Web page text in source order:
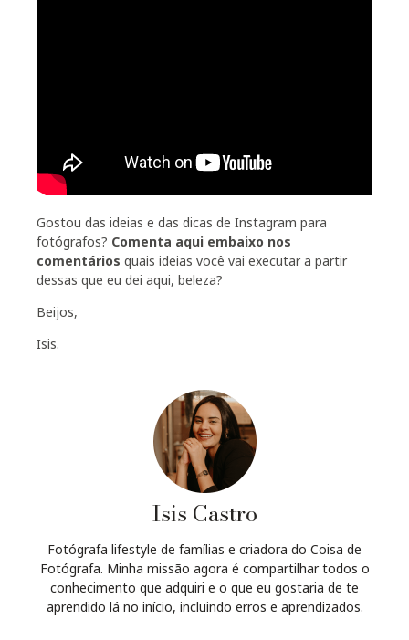
Gostou das ideias e das dicas de Instagram para
fotógrafos? Comenta aqui embaixo nos
comentários quais ideias você vai executar a partir
dessas que eu dei aqui, beleza?
Beijos,
Isis.
Isis Castro
Fotógrafa lifestyle de famílias e criadora do Coisa de
Fotógrafa. Minha missão agora é compartilhar todos o
conhecimento que adquiri e o que eu gostaria de te
aprendido lá no início, incluindo erros e aprendizados.